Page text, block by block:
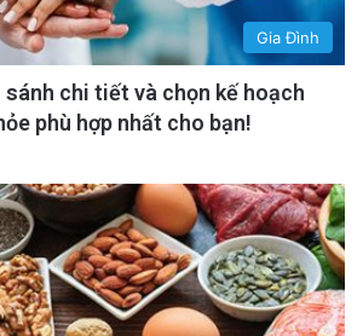
điện thoại chính là tiếng
– Thích Nhất Hạnh
Làng Mai của ông, một chiếc
reo, mọi người tạm dừng mọi
hít thở chánh niệm.
ra phiên bản thực hành này
Gia Đình
sánh chi tiết và chọn kế hoạch
phù hợp nhất cho bạn!